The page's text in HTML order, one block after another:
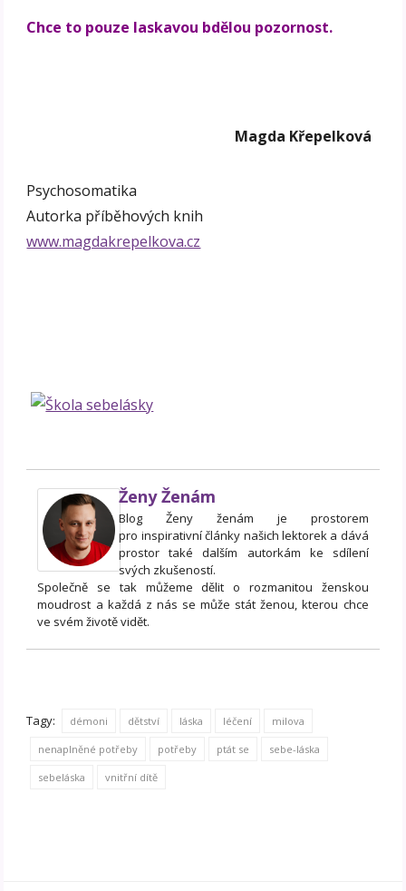
Chce to pouze laskavou bdělou pozornost.
Magda Křepelková
Psychosomatika
Autorka příběhových knih
www.magdakrepelkova.cz
Ženy Ženám
Blog Ženy ženám je prostorem
pro inspirativní články našich lektorek a dává
prostor také dalším autorkám ke sdílení
svých zkušeností.
Společně se tak můžeme dělit o rozmanitou ženskou
moudrost a každá z nás se může stát ženou, kterou chce
ve svém životě vidět.
Tagy: démoni dětství láska léčení milova
nenaplněné potřeby potřeby ptát se sebe-láska
sebeláska vnitřní dítě